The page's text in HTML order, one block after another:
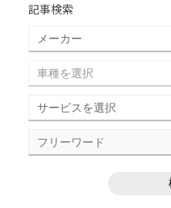
記事検索